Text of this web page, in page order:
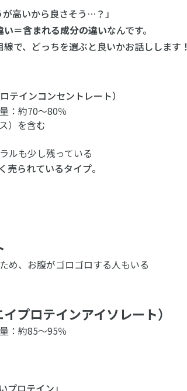
高いから良さそう…？」
い＝含まれる成分の違いなんです。
で、どっちを選ぶと良いかお話しします！
テインコンセントレート）
：約70〜80％
）を含む
ルも少し残っている
売られているタイプ。
め、お腹がゴロゴロする人もいる
プロテインアイソレート）
：約85〜95％
プロテイン」